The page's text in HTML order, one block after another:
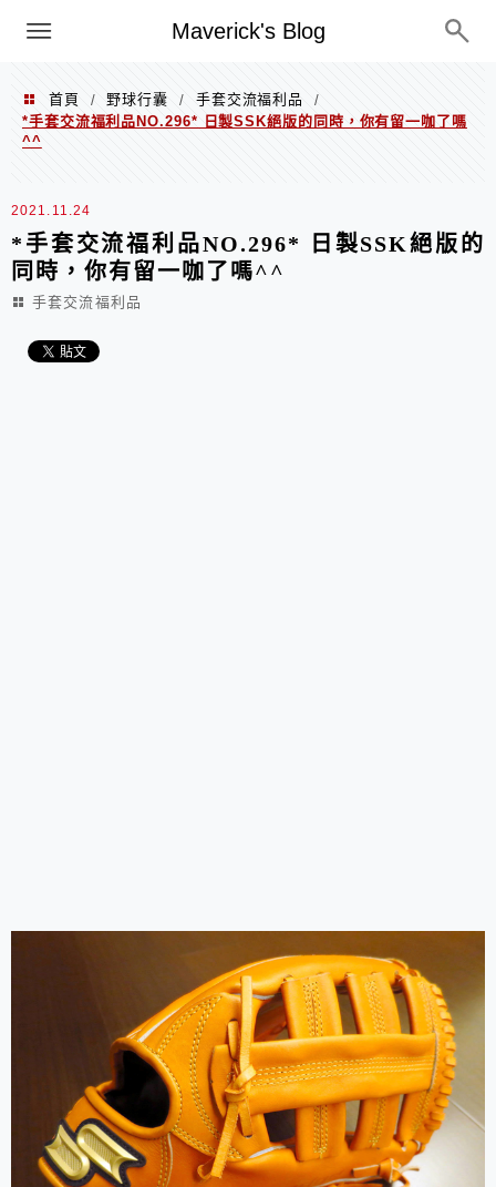
Maverick's Blog
Menu
首頁 / 野球行囊 / 手套交流福利品
/
*手套交流福利品NO.296* 日製SSK絕版的同時，你有留一咖了嗎
^^
2021.11.24
*手套交流福利品NO.296* 日製SSK絕版的
同時，你有留一咖了嗎^^
手套交流福利品